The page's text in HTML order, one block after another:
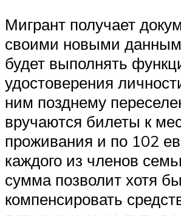
Мигрант получает
своими новыми
будет выполнять
удостоверения
ним позднему
вручаются билеты к
проживания и по 102
каждого из членов
сумма позволит хотя
компенсировать